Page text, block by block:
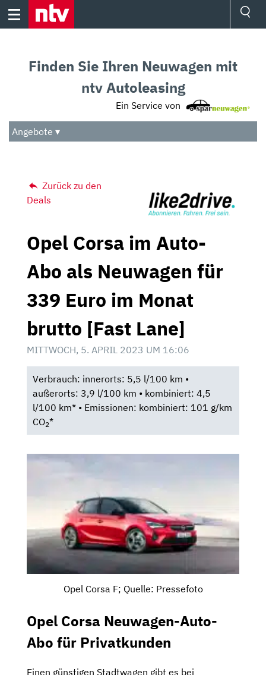
Skip
Audio
Das Beste
Finden Sie Ihren Neuwagen mit
ntv Autoleasing
Ein Service von
Angebote ▾
Zurück zu den
Deals
Opel Corsa im Auto-
Abo als Neuwagen für
339 Euro im Monat
brutto [Fast Lane]
MITTWOCH, 5. APRIL 2023 UM 16:06
Verbrauch: innerorts: 5,5 l/100 km •
außerorts: 3,9 l/100 km • kombiniert: 4,5
l/100 km* • Emissionen: kombiniert: 101 g/km
CO2*
Opel Corsa F; Quelle: Pressefoto
Opel Corsa Neuwagen-Auto-
Abo für Privatkunden
Einen günstigen Stadtwagen gibt es bei